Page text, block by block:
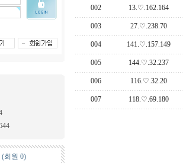
회원 0)
002 13.♡.162.164
003 27.♡.238.70
004 141.♡.157.149
005 144.♡.32.237
006 116.♡.32.20
007 118.♡.69.180